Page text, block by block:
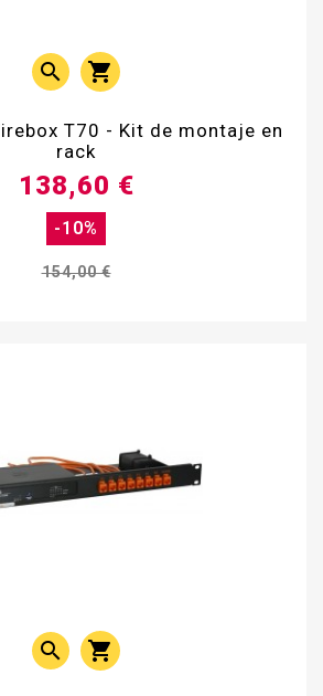
 
T70 - Kit de montaje en
rack
154,00 €
-10%
138,60 €
 